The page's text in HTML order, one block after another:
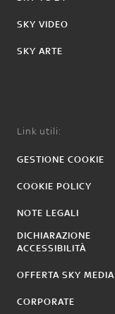
SKY VIDEO
SKY ARTE
Link utili:
GESTIONE COOKIE
COOKIE POLICY
NOTE LEGALI
DICHIARAZIONE
ACCESSIBILITÀ
OFFERTA SKY MEDIA
CORPORATE